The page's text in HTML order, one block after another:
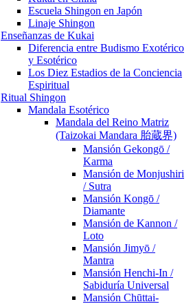
Escuela Shingon en Japón
Linaje Shingon
Enseñanzas de Kukai
Diferencia entre Budismo Exotérico
y Esotérico
Los Diez Estadios de la Conciencia
Espiritual
Ritual Shingon
Mandala Esotérico
Mandala del Reino Matriz
(Taizokai Mandara 胎蔵界)
Mansión Gekongō /
Karma
Mansión de Monjushiri
/ Sutra
Mansión Kongō /
Diamante
Mansión de Kannon /
Loto
Mansión Jimyō /
Mantra
Mansión Henchi-In /
Sabiduría Universal
Mansión Chūttai-